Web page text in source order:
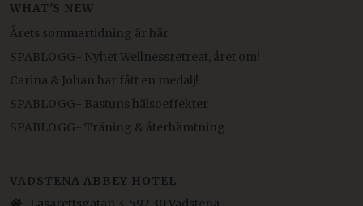
WHAT'S NEW
Årets sommartidning är här
SPABLOGG- Nyhet Wellnessretreat, året om!
Carina & Johan har fått en medalj!
SPABLOGG- Bastuns hälsoeffekter
SPABLOGG- Träning & återhämtning
VADSTENA ABBEY HOTEL